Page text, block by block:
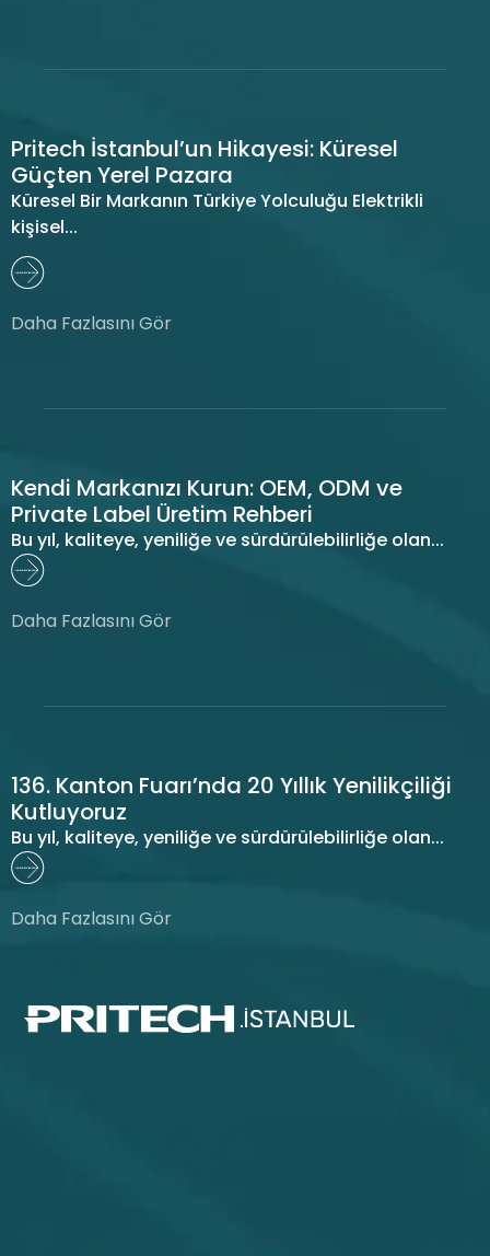
Pritech İstanbul’un Hikayesi: Küresel
Güçten Yerel Pazara
Küresel Bir Markanın Türkiye Yolculuğu Elektrikli
kişisel...
Daha Fazlasını Gör
Kendi Markanızı Kurun: OEM, ODM ve
Private Label Üretim Rehberi
Bu yıl, kaliteye, yeniliğe ve sürdürülebilirliğe olan...
Daha Fazlasını Gör
136. Kanton Fuarı’nda 20 Yıllık Yenilikçiliği
Kutluyoruz
Bu yıl, kaliteye, yeniliğe ve sürdürülebilirliğe olan...
Daha Fazlasını Gör